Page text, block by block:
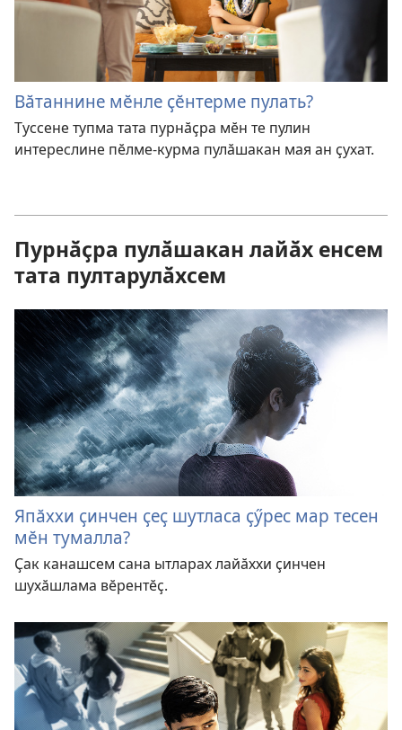
Вӑтаннине мӗнле ҫӗнтерме пулать?
Туссене тупма тата пурнӑҫра мӗн те пулин
интереслине пӗлме-курма пулӑшакан мая ан ҫухат.
Пурнӑҫра пулӑшакан лайӑх енсем
тата пултарулӑхсем
Япӑххи ҫинчен ҫеҫ шутласа ҫӳрес мар тесен
мӗн тумалла?
Ҫак канашсем сана ытларах лайӑххи ҫинчен
шухӑшлама вӗрентӗҫ.